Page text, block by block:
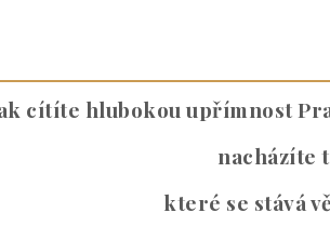
cítíte hlubokou upřímnost
nacházíte
které se stává